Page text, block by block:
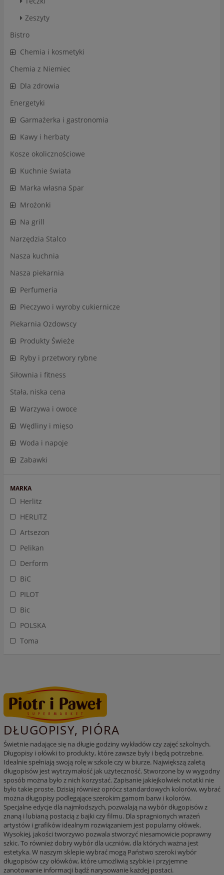
Zeszyty
Bistro
Chemia i kosmetyki
Chemia z Niemiec
Dla zdrowia
Energetyki
Garmażerka i gastronomia
Kawy i herbaty
Kosze okolicznościowe
Kuchnie świata
Marka własna Spar
Mrożonki
Na grill
Narzędzia Stalco
Nasza kuchnia
Nasza piekarnia
Perfumeria
Pieczywo i wyroby cukiernicze
Piekarnia Ozdowscy
Produkty Świeże
Ryby i przetwory rybne
Siłownia i fitness
Stała, niska cena
Warzywa i owoce
Wędliny i mięso
Woda i napoje
Zabawki
MARKA
Herlitz
HERLITZ
Artsezon
Pelikan
Derform
BiC
PILOT
Bic
POLSKA
Toma
DŁUGOPISY, PIÓRA
Świetnie nadające się na długie godziny wykładów czy zajęć szkolnych.
Długopisy i ołówki to produkty, które zawsze były i będą potrzebne.
Idealnie spełniają swoją rolę w szkole czy w biurze. Największą zaletą
długopisów jest wytrzymałość jak użyteczność. Stworzone by w wygodny
sposób można było z nich korzystać. Zapisanie jakiejkolwiek notatki nie
było takie proste. Dzisiaj również oprócz standardowych kolorów, wybrać
można długopisy podlegające szerokim gamom barw i kolorów.
Specjalne edycje dla najmłodszych, pozwalają na wybór długopisów z
znaną i lubianą postacią z bajki czy filmu. Dla spragnionych wrażeń
artystów i grafików idealnym rozwiązaniem jest popularny ołówek.
Wysokiej, jakości tworzywo pozwala stworzyć niesamowicie poprawny
szkic. To również dobry wybór dla uczniów, dla których ważna jest
estetyka. W naszym sklepie wybrać mogą Państwo szeroki wybór
długopisów czy ołówków, które umożliwią szybkie i przyjemne
zanotowanie informacji bądź narysowanie każdej postaci.